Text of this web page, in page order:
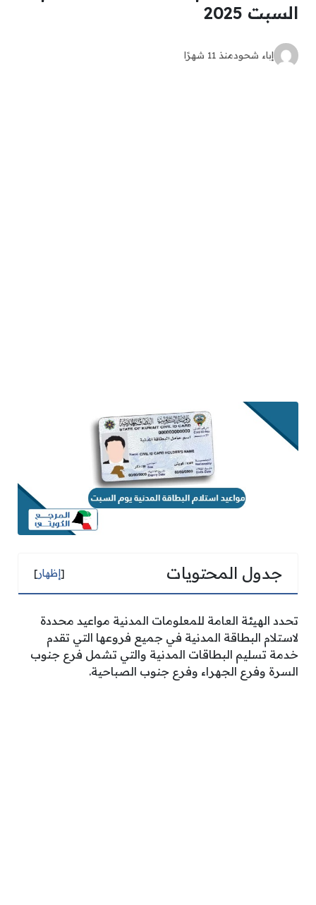
السبت 2025
إباء شحودمنذ 11 شهرًا
جدول المحتويات [إظهار]
تحدد الهيئة العامة للمعلومات المدنية مواعيد محددة
لاستلام البطاقة المدنية في جميع فروعها التي تقدم
خدمة تسليم البطاقات المدنية والتي تشمل فرع جنوب
السرة وفرع الجهراء وفرع جنوب الصباحية.